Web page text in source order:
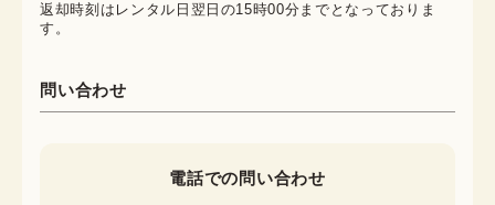
返却時刻はレンタル日翌日の15時00分までとなっておりま
す。
問い合わせ
電話での問い合わせ